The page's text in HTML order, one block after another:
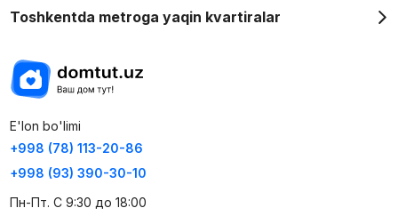
Toshkentda metroga yaqin kvartiralar
E'lon bo'limi
+998 (78) 113-20-86
+998 (93) 390-30-10
Пн-Пт. С 9:30 до 18:00